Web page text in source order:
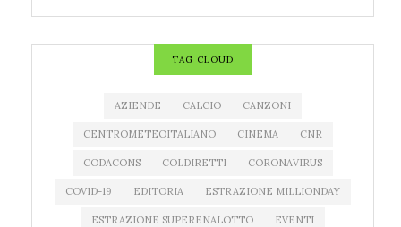
TAG CLOUD
AZIENDE CALCIO CANZONI
CENTROMETEOITALIANO CINEMA CNR
CODACONS COLDIRETTI CORONAVIRUS
COVID-19 EDITORIA ESTRAZIONE MILLIONDAY
ESTRAZIONE SUPERENALOTTO EVENTI